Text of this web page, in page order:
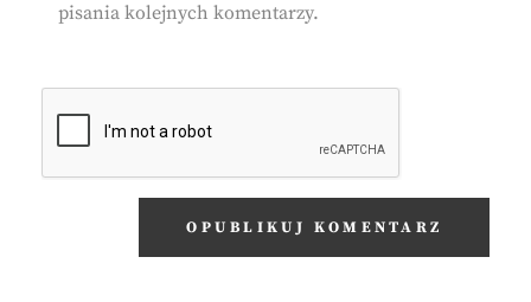
pisania kolejnych komentarzy.